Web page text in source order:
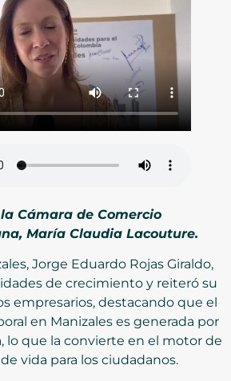
Cámara de Comercio
María Claudia Lacouture.
Jorge Eduardo Rojas Giraldo,
de crecimiento y reiteró su
empresarios, destacando que el
en Manizales es generada por
lo que la convierte en el motor de
vida para los ciudadanos.